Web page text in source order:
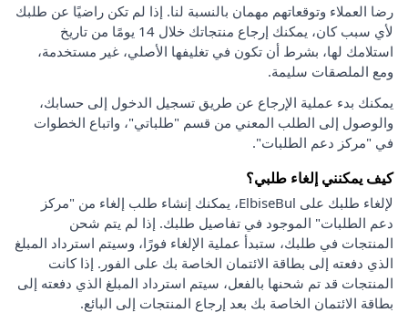
رضا العملاء وتوقعاتهم مهمان بالنسبة لنا. إذا لم تكن راضيًا عن طلبك
لأي سبب كان، يمكنك إرجاع منتجاتك خلال 14 يومًا من تاريخ
استلامك لها، بشرط أن تكون في تغليفها الأصلي، غير مستخدمة،
ومع الملصقات سليمة.
يمكنك بدء عملية الإرجاع عن طريق تسجيل الدخول إلى حسابك،
والوصول إلى الطلب المعني من قسم "طلباتي"، واتباع الخطوات
في "مركز دعم الطلبات".
كيف يمكنني إلغاء طلبي؟
لإلغاء طلبك على ElbiseBul، يمكنك إنشاء طلب إلغاء من "مركز
دعم الطلبات" الموجود في تفاصيل طلبك. إذا لم يتم شحن
المنتجات في طلبك، ستبدأ عملية الإلغاء فورًا، وسيتم استرداد المبلغ
الذي دفعته إلى بطاقة الائتمان الخاصة بك على الفور. إذا كانت
المنتجات قد تم شحنها بالفعل، سيتم استرداد المبلغ الذي دفعته إلى
بطاقة الائتمان الخاصة بك بعد إرجاع المنتجات إلى البائع.